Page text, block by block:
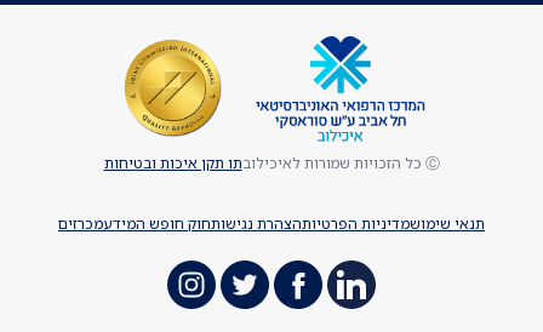
תנאי שימושמדיניות הפרטיותהצהרת נגישותחוק חופש המידעמכרזים
Ⓒ כל הזכויות שמורות לאיכילוב תו תקן איכות ובטיחות